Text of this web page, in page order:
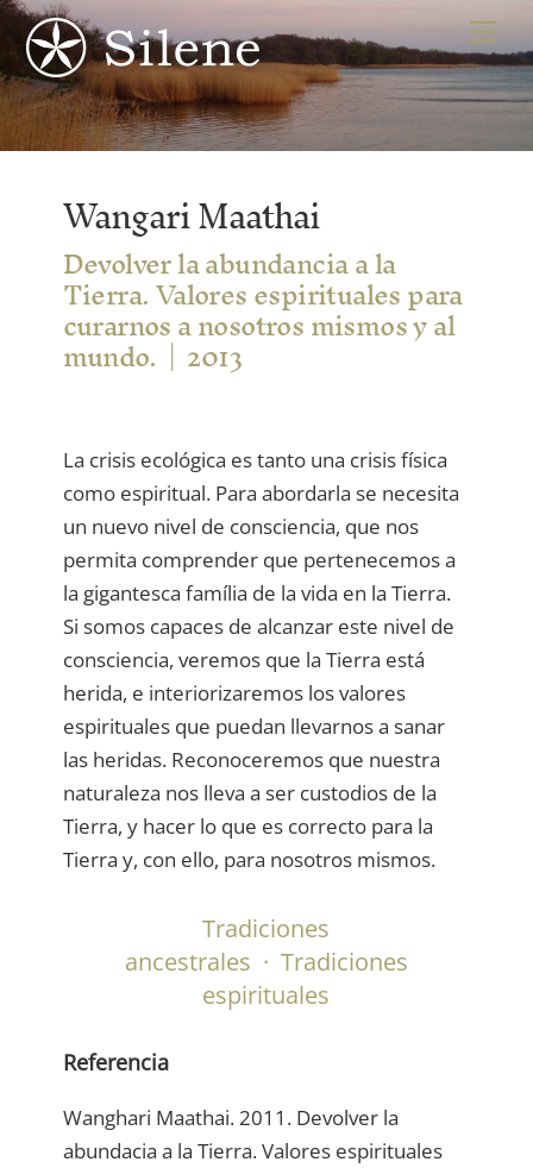
Skip
to
content
Wangari Maathai
Devolver la abundancia a la
Tierra. Valores espirituales para
curarnos a nosotros mismos y al
mundo. 2013
La crisis ecológica es tanto una crisis física
como espiritual. Para abordarla se necesita
un nuevo nivel de consciencia, que nos
permita comprender que pertenecemos a
la gigantesca família de la vida en la Tierra.
Si somos capaces de alcanzar este nivel de
consciencia, veremos que la Tierra está
herida, e interiorizaremos los valores
espirituales que puedan llevarnos a sanar
las heridas. Reconoceremos que nuestra
naturaleza nos lleva a ser custodios de la
Tierra, y hacer lo que es correcto para la
Tierra y, con ello, para nosotros mismos.
Tradiciones
ancestrales · Tradiciones
espirituales
Referencia
Wanghari Maathai. 2011. Devolver la
abundacia a la Tierra. Valores espirituales